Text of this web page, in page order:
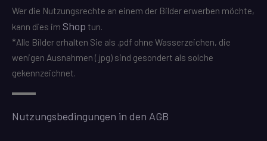
Wer die Nutzungsrechte an einem der Bilder erwerben möchte,
kann dies im Shop tun.
*Alle Bilder erhalten Sie als .pdf ohne Wasserzeichen, die
wenigen Ausnahmen (.jpg) sind gesondert als solche
gekennzeichnet.
Nutzungsbedingungen in den AGB